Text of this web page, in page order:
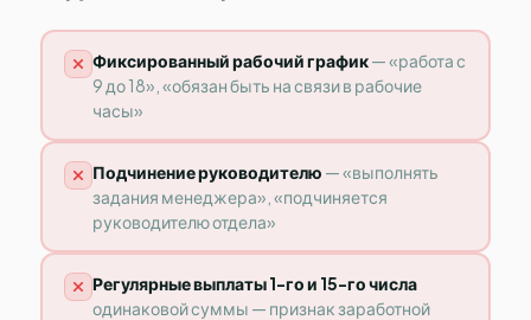
Фиксированный рабочий график— «работа с
9 до 18», «обязан быть на связи в рабочие
часы»
Подчинение руководителю — «выполнять
задания менеджера», «подчиняется
руководителю отдела»
Регулярные выплаты 1-го и 15-го числа
одинаковой суммы — признак заработной